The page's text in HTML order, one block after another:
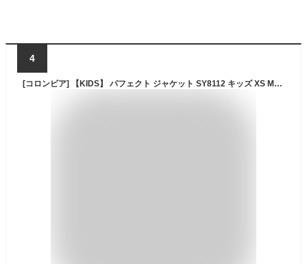
4
[コロンビア] 【KIDS】 パフェクト ジャケット SY8112 キッズ XS Mountain Red, Black